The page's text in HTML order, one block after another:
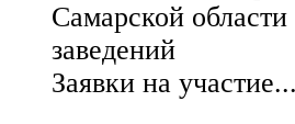
Самарской
заведений
Заявки на